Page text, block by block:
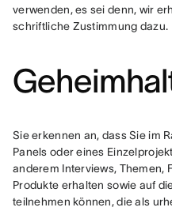
verwenden, es sei denn, wir
schriftliche Zustimmung dazu.
Sie erkennen an, dass Sie im
Panels oder eines
anderem Interviews, Themen,
Produkte erhalten sowie auf
teilnehmen können, die als